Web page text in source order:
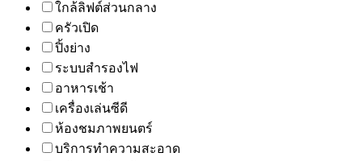
ใกล้ลิฟต์ส่วนกลาง
ครัวเปิด
ปิ้งย่าง
ระบบสำรองไฟ
อาหารเช้า
เครื่องเล่นซีดี
ห้องชมภาพยนตร์
บริการทำความสะอาด